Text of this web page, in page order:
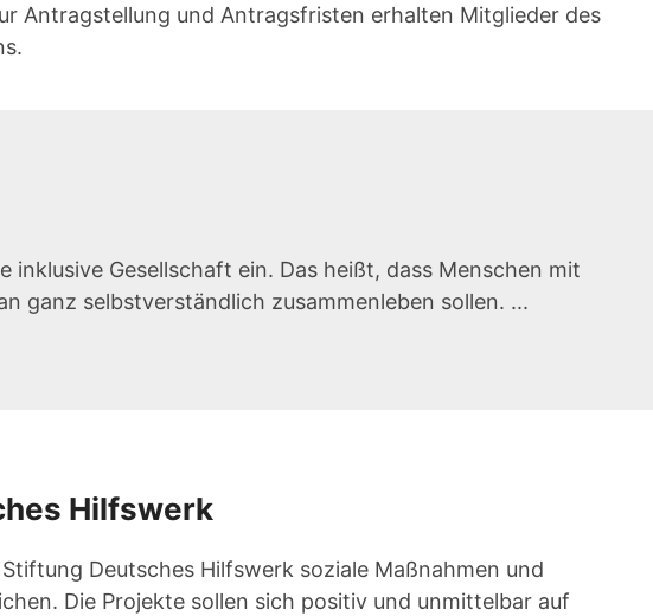
Antragstellung und Antragsfristen erhalten Mitglieder des
inklusive Gesellschaft ein. Das heißt, dass Menschen mit
ganz selbstverständlich zusammenleben sollen. ...
Hilfswerk
Deutsches Hilfswerk soziale Maßnahmen und
Die Projekte sollen sich positiv und unmittelbar auf